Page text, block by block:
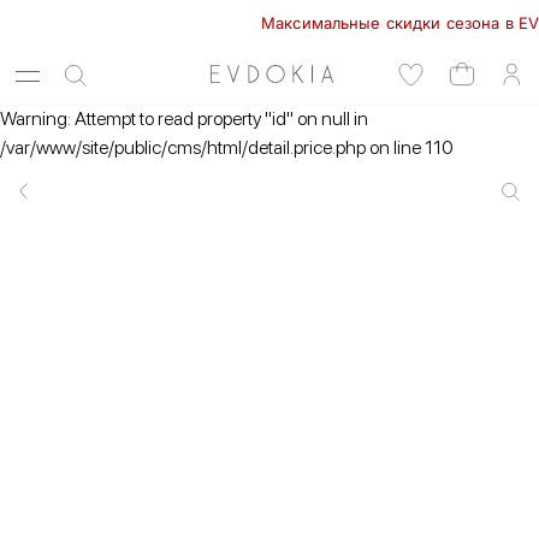
Максимальные скидки сезона в
Warning: Attempt to read property "id" on null in
/var/www/site/public/cms/html/detail.price.php on line 110